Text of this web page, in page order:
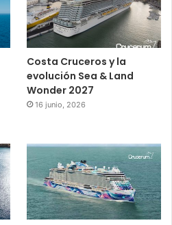
Costa Cruceros y la
evolución Sea & Land
Wonder 2027
16 junio, 2026